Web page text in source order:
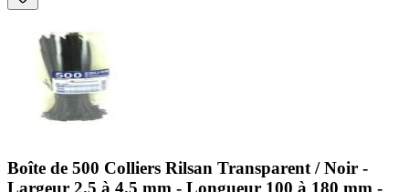
Boîte de 500 Colliers Rilsan Transparent / Noir -
Largeur 2.5 à 4.5 mm - Longueur 100 à 180 mm -